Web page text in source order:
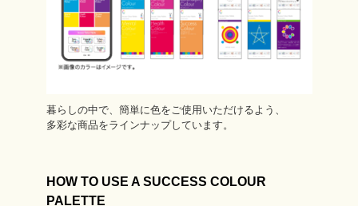
暮らしの中で、簡単に色をご使用いただけるよう、
多彩な商品をラインナップしています。
HOW TO USE A SUCCESS COLOUR
PALETTE